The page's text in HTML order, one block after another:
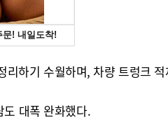
하기 수월하며, 차량 트렁크
대폭 완화했다.